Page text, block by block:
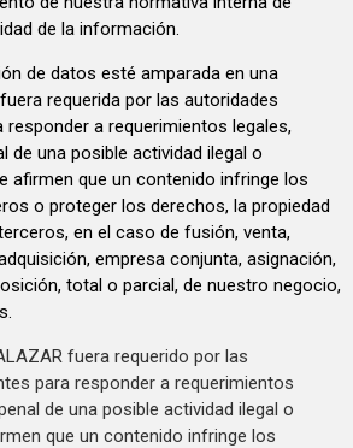
de la información.
de datos esté amparada en una
requerida por las autoridades
a requerimientos legales,
de una posible actividad ilegal o
afirmen que un contenido infringe los
o proteger los derechos, la propiedad
en el caso de fusión, venta,
empresa conjunta, asignación,
total o parcial, de nuestro negocio,
fuera requerido por las
para responder a requerimientos
de una posible actividad ilegal o
que un contenido infringe los